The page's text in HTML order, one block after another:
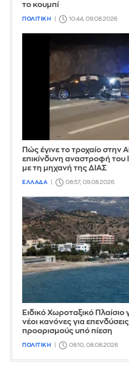
το κουμπί
ΠΟΛΙΤΙΚΗ 10:44, 09.08.2026
Πώς έγινε το τροχαίο στην
επικίνδυνη αναστροφή του
με τη μηχανή της ΔΙΑΣ
ΕΛΛΑΔΑ 08:57, 09.08.2026
Ειδικό Χωροταξικό Πλαίσιο
νέοι κανόνες για
προορισμούς υπό πίεση
ΠΟΛΙΤΙΚΗ 08:10, 08.08.2026